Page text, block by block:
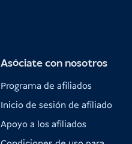
Asóciate con nosotros
Programa de afiliados
Inicio de sesión de afiliado
Apoyo a los afiliados